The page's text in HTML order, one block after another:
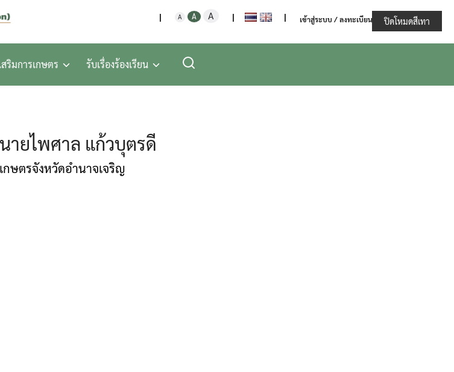
กรมส่งเสริมการเกษตร กระทรวงเกษตรและสหกรณ์
A Decrease
fontAReset
font
A Increase
| | เข้าสู่ระบบ / ลงทะเบียน
สริมการเกษตร รับเรื่องร้องเรียน
นายไพศาล แก้วบุตรดี
เกษตรจังหวัดอำนาจเจริญ
ปิดโหมดสีเทา